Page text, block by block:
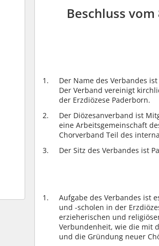
Beschluss
Der Name des Verbandes ist
Der Verband vereinigt
der Erzdiözese Paderborn.
Der Diözesanverband ist
eine Arbeitsgemeinschaft
Chorverband Teil des
Der Sitz des Verbandes ist
Aufgabe des Verbandes ist
und -scholen in der
erzieherischen und
Verbundenheit, wie die mit
und die Gründung neuer